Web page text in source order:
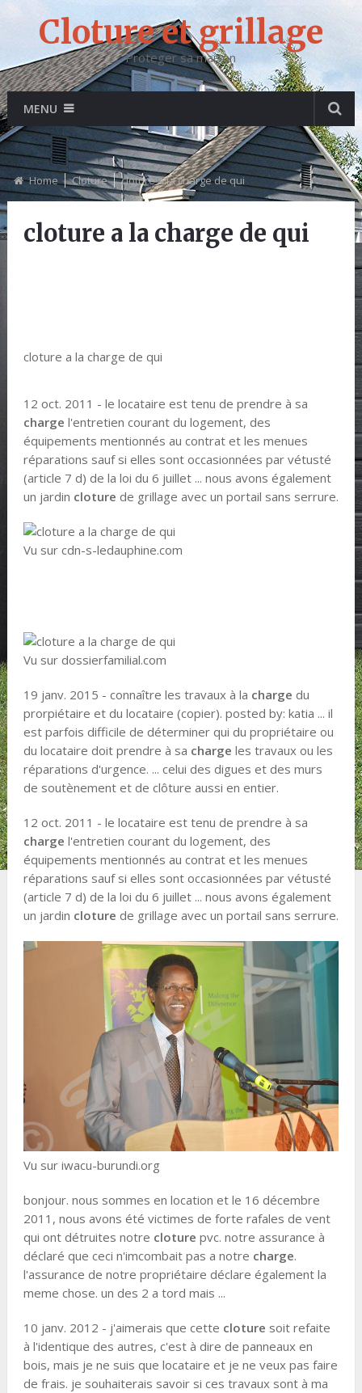
Cloture et grillage
Proteger sa maison
MENU
Home Cloture cloture a la charge de qui
cloture a la charge de qui
cloture a la charge de qui
12 oct. 2011 - le locataire est tenu de prendre à sa
charge l'entretien courant du logement, des
équipements mentionnés au contrat et les menues
réparations sauf si elles sont occasionnées par vétusté
(article 7 d) de la loi du 6 juillet ... nous avons également
un jardin cloture de grillage avec un portail sans serrure.
Vu sur cdn-s-ledauphine.com
Vu sur dossierfamilial.com
19 janv. 2015 - connaître les travaux à la charge du
prorpiétaire et du locataire (copier). posted by: katia ... il
est parfois difficile de déterminer qui du propriétaire ou
du locataire doit prendre à sa charge les travaux ou les
réparations d'urgence. ... celui des digues et des murs
de soutènement et de clôture aussi en entier.
12 oct. 2011 - le locataire est tenu de prendre à sa
charge l'entretien courant du logement, des
équipements mentionnés au contrat et les menues
réparations sauf si elles sont occasionnées par vétusté
(article 7 d) de la loi du 6 juillet ... nous avons également
un jardin cloture de grillage avec un portail sans serrure.
Vu sur iwacu-burundi.org
bonjour. nous sommes en location et le 16 décembre
2011, nous avons été victimes de forte rafales de vent
qui ont détruites notre cloture pvc. notre assurance à
déclaré que ceci n'imcombait pas a notre charge.
l'assurance de notre propriétaire déclare également la
meme chose. un des 2 a tord mais ...
10 janv. 2012 - j'aimerais que cette cloture soit refaite
à l'identique des autres, c'est à dire de panneaux en
bois, mais je ne suis que locataire et je ne veux pas faire
de frais. je souhaiterais savoir si ces travaux sont à ma